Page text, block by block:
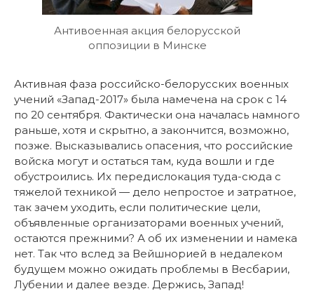
Антивоенная акция белорусской
оппозиции в Минске
Активная фаза российско-белорусских военных
учений «Запад-2017» была намечена на срок с 14
по 20 сентября. Фактически она началась намного
раньше, хотя и скрытно, а закончится, возможно,
позже. Высказывались опасения, что российские
войска могут и остаться там, куда вошли и где
обустроились. Их передислокация туда-сюда с
тяжелой техникой — дело непростое и затратное,
так зачем уходить, если политические цели,
объявленные организаторами военных учений,
остаются прежними? А об их изменении и намека
нет. Так что вслед за Вейшнорией в недалеком
будущем можно ожидать проблемы в Весбарии,
Лубении и далее везде. Держись, Запад!